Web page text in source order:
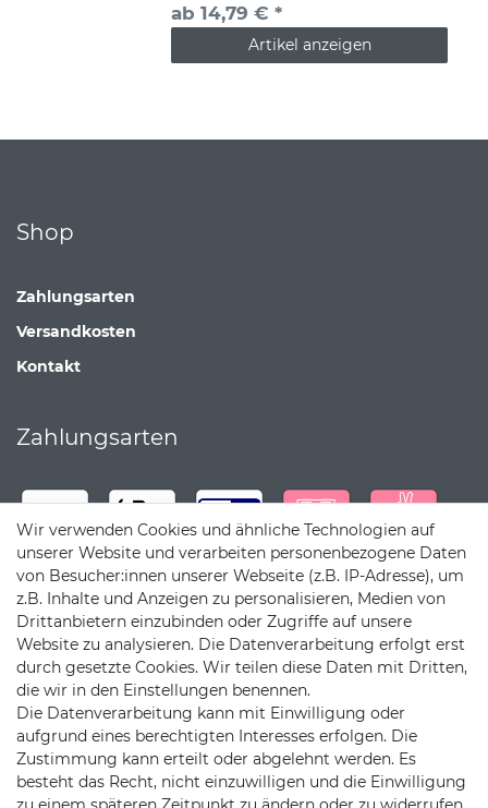
ab 14,79 € *
Artikel anzeigen
Shop
Zahlungsarten
Versandkosten
Kontakt
Zahlungsarten
Versandpartner
Wir verwenden Cookies und ähnliche Technologien auf
unserer Website und verarbeiten personenbezogene Daten
von Besucher:innen unserer Webseite (z.B. IP-Adresse), um
z.B. Inhalte und Anzeigen zu personalisieren, Medien von
Drittanbietern einzubinden oder Zugriffe auf unsere
Website zu analysieren. Die Datenverarbeitung erfolgt erst
durch gesetzte Cookies. Wir teilen diese Daten mit Dritten,
die wir in den Einstellungen benennen.
Die Datenverarbeitung kann mit Einwilligung oder
aufgrund eines berechtigten Interesses erfolgen. Die
Zustimmung kann erteilt oder abgelehnt werden. Es
besteht das Recht, nicht einzuwilligen und die Einwilligung